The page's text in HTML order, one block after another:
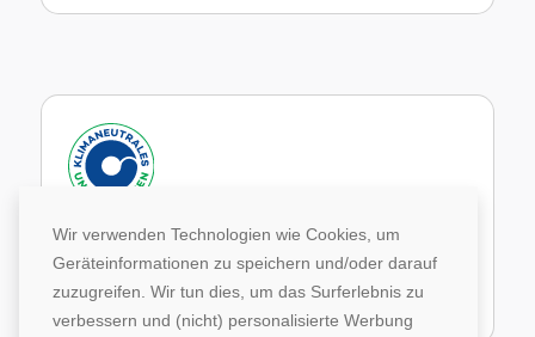
Wir verwenden Technologien wie Cookies, um
Geräteinformationen zu speichern und/oder darauf
zuzugreifen. Wir tun dies, um das Surferlebnis zu
verbessern und (nicht) personalisierte Werbung
Im Rahmen unseres Engagements in der Allianz für
Klima und Entwicklung gleichen wir unsere CO2-
Emissionen durch weltweite Projekte aus.
Zur Website von Climate Extender: Klimaneutrales Unternehmen